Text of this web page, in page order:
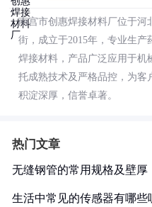
南宫市创惠焊接材料厂位于河
街，成立于2015年，专业生
焊接材料，产品广泛应用于机
托成熟技术及严格品控，为客
积淀深厚，信誉卓著。
热门文章
无缝钢管的常用规格及壁厚
生活中常见的传感器有哪些